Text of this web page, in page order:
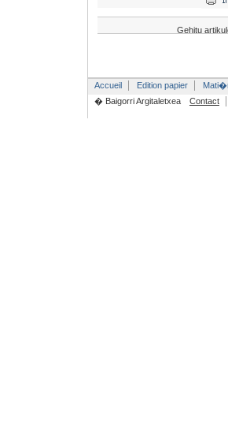
Gehitu
Accueil Edition papier
� Baigorri Argitaletxea
Contact